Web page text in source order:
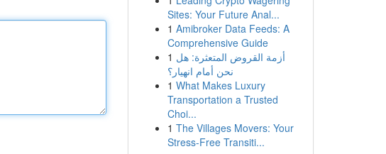
Sites: Your Future Anal...
1 Amibroker Data Feeds: A
Comprehensive Guide
1 أزمة القروض المتعثرة: هل
نحن أمام انهيار؟
1 What Makes Luxury
Transportation a Trusted
Choi...
1 The Villages Movers: Your
Stress-Free Transiti...